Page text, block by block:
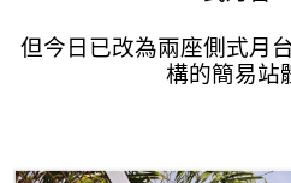
但今日已改為兩座側式月台
構的簡易站